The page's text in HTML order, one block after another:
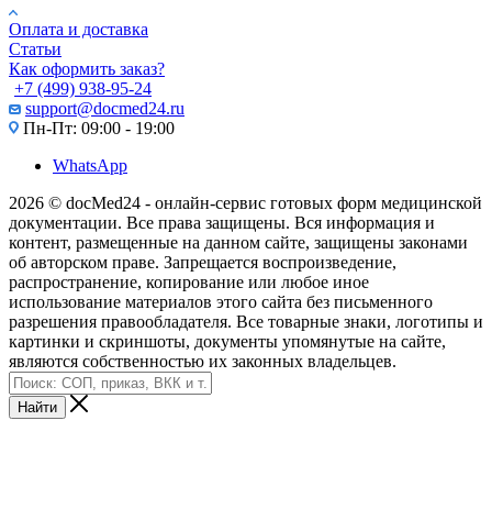
Оплата и доставка
Статьи
Как оформить заказ?
+7 (499) 938-95-24
support@docmed24.ru
Пн-Пт: 09:00 - 19:00
WhatsApp
2026 © docMed24 - онлайн-сервис готовых форм медицинской
документации. Все права защищены. Вся информация и
контент, размещенные на данном сайте, защищены законами
об авторском праве. Запрещается воспроизведение,
распространение, копирование или любое иное
использование материалов этого сайта без письменного
разрешения правообладателя. Все товарные знаки, логотипы и
картинки и скриншоты, документы упомянутые на сайте,
являются собственностью их законных владельцев.
Найти